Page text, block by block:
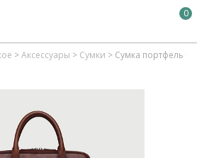
0
>Аксессуары > Сумки > Сумка портфель